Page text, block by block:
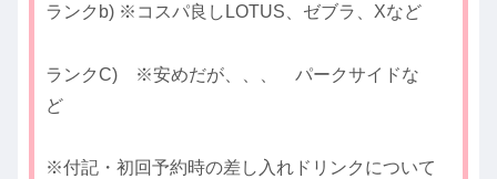
ランクb) ※コスパ良しLOTUS、ゼブラ、Xなど
ランクC) ※安めだが、、、 パークサイドな
ど
※付記・初回予約時の差し入れドリンクについて